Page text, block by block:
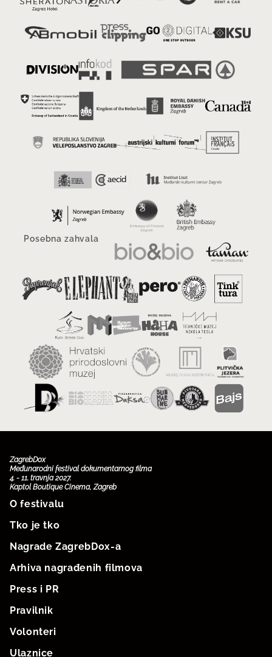
Posebna zahvala
ZagrebDox
Međunarodni festival dokumentarnog filma
4. - 11. travnja 2027.
Kaptol Boutique Cinema, Zagreb
O festivalu
Tko je tko
Nagrade ZagrebDox-a
Arhiva nagrađenih filmova
Press i PR
Pravilnik
Volonteri
Ulaznice